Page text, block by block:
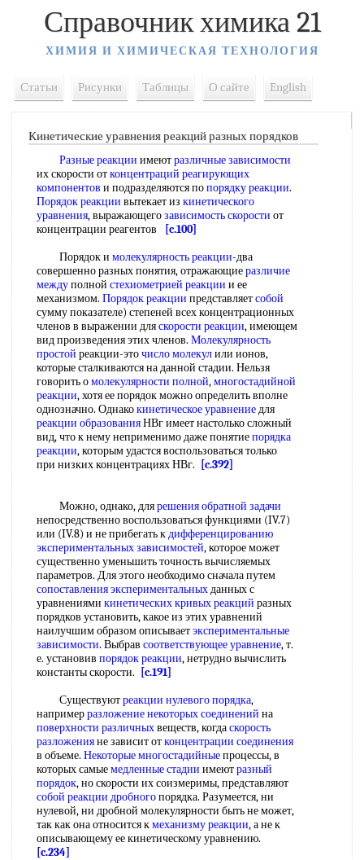
Справочник химика 21
ХИМИЯ И ХИМИЧЕСКАЯ ТЕХНОЛОГИЯ
Статьи Рисунки Таблицы О сайте English
Кинетические уравнения реакций разных порядков
Разные реакции имеютразличные зависимости
их скорости отконцентраций реагирующих
компонентов и подразделяются попорядку реакции.
Порядок реакции вытекает из кинетического
уравнения, выражающегозависимость скорости от
концентрации реагентов
[c.100]
Порядок и молекулярность реакции-два
совершенно разных понятия, отражающиеразличие
междуполной стехиометрией реакции и ее
механизмом. Порядок реакции представляетсобой
сумму показателе) степеней всех концентрационных
членов в выражении дляскорости реакции, имеющем
вид произведения этих членов. Молекулярность
простой реакции-эточисло молекулили ионов,
которые сталкиваются на данной стадии. Нельзя
говорить омолекулярности полной,многостадийной
реакции, хотя ее порядок можно определить вполне
однозначно. Однакокинетическое уравнениедля
реакции образованияНВг имеет настолько сложный
вид, что к нему неприменимо даже понятиепорядка
реакции, которым удастся воспользоваться только
при низких концентрациях НВг.
[c.392]
Можно, однако, длярешения обратной задачи
непосредственно воспользоваться функциями (IV.7)
или (IV.8) и не прибегать кдифференцированию
экспериментальных зависимостей, которое может
существенно уменьшить точность вычисляемых
параметров. Для этого необходимо сначала путем
сопоставления экспериментальныхданных с
уравнениями кинетических кривых реакций разных
порядков установить, какое из этих уравнений
наилучшим образом описываетэкспериментальные
зависимости. Выбрав соответствующее уравнение, т.
е. установив порядок реакции, нетрудно вычислить
константы скорости.
[c.191]
Существуютреакции нулевого порядка,
напримерразложение некоторых соединений на
поверхности различныхвеществ, когдаскорость
разложенияне зависит отконцентрации соединения
в объеме. Некоторые многостадийныепроцессы, в
которых самыемедленные стадии имеютразный
порядок, но скорости их соизмеримы, представляют
собой реакции дробногопорядка. Разумеется, ни
нулевой, ни дробной молекулярности быть не может,
так как она относится кмеханизму реакции, а не к
описывающему ее кинетическому уравнению.
[c.234]